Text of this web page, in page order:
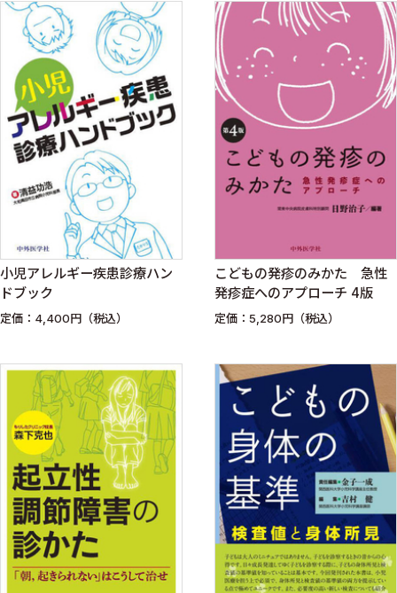
小児アレルギー疾患診療ハン
ドブック
定価：4,400円（税込）
こどもの発疹のみかた 急性
発疹症へのアプローチ 4版
定価：5,280円（税込）